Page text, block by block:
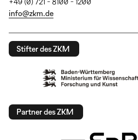
info@zkm.de
Stifter des ZKM
Partner des ZKM